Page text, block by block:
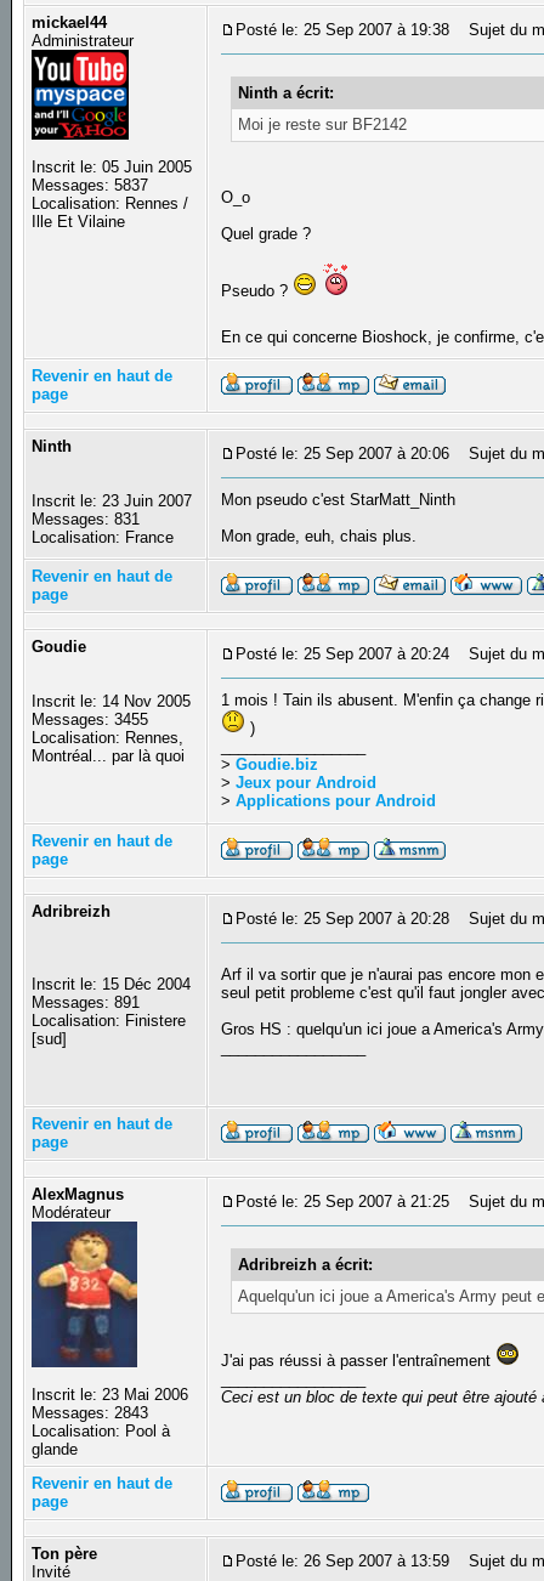
mickael44
Administrateur
Inscrit le: 05 Juin 2005
Messages: 5837
Localisation: Rennes /
Ille Et Vilaine
Posté le: 25 Sep 2007 à 19:38 Sujet du
Ninth a écrit:
Moi je reste sur BF2142
O_o
Quel grade ?
Pseudo ?
En ce qui concerne Bioshock, je confirme,
Revenir en haut de
page
Ninth
Inscrit le: 23 Juin 2007
Messages: 831
Localisation: France
Posté le: 25 Sep 2007 à 20:06 Sujet du
Mon pseudo c'est StarMatt_Ninth
Mon grade, euh, chais plus.
Revenir en haut de
page
Goudie
Inscrit le: 14 Nov 2005
Messages: 3455
Localisation: Rennes,
Montréal... par là quoi
Posté le: 25 Sep 2007 à 20:24 Sujet du
1 mois ! Tain ils abusent. M'enfin ça change
)
>Goudie.biz
>Jeux pour Android
>Applications pour Android
Revenir en haut de
page
Adribreizh
Inscrit le: 15 Déc 2004
Messages: 891
Localisation: Finistere
[sud]
Posté le: 25 Sep 2007 à 20:28 Sujet du
Arf il va sortir que je n'aurai pas encore mon
seul petit probleme c'est qu'il faut jongler
Gros HS : quelqu'un ici joue a America's
Revenir en haut de
page
AlexMagnus
Modérateur
Inscrit le: 23 Mai 2006
Messages: 2843
Localisation: Pool à
glande
Posté le: 25 Sep 2007 à 21:25 Sujet du
Adribreizh a écrit:
Aquelqu'un ici joue a America's Army peut
J'ai pas réussi à passer l'entraînement
Ceci est un bloc de texte qui peut être
Revenir en haut de
page
Ton père
Invité
Posté le: 26 Sep 2007 à 13:59 Sujet du